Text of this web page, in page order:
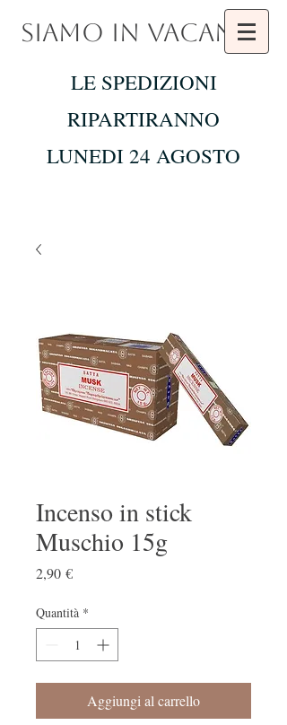
SIAMO IN VACANZA
LE SPEDIZIONI
RIPARTIRANNO
LUNEDI 24 AGOSTO
Incenso in stick
Muschio 15g
2,90 €Prezzo
Quantità *
Aggiungi al carrello